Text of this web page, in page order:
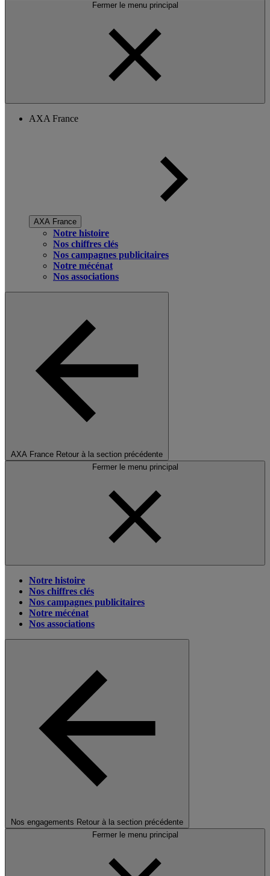
Fermer le menu principal
AXA France
AXA France
Notre histoire
Nos chiffres clés
Nos campagnes publicitaires
Notre mécénat
Nos associations
AXA France Retour à la section précédente
Fermer le menu principal
Notre histoire
Nos chiffres clés
Nos campagnes publicitaires
Notre mécénat
Nos associations
Nos engagements Retour à la section précédente
Fermer le menu principal